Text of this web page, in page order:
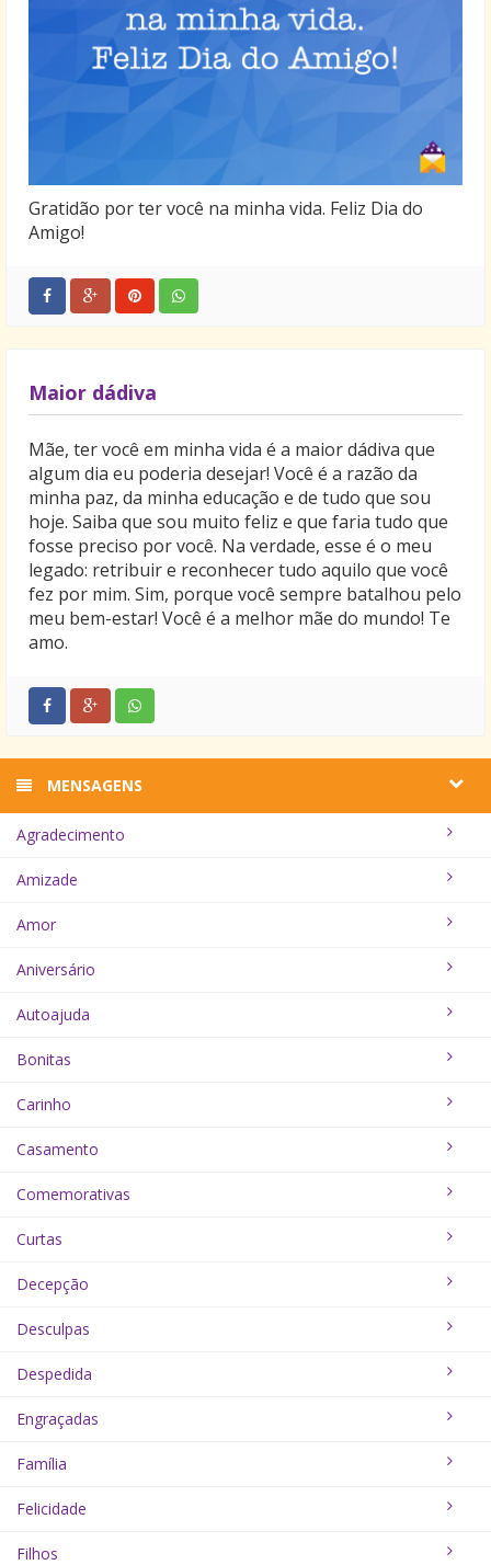
Gratidão por ter você na minha vida. Feliz Dia do
Amigo!
Maior dádiva
Mãe, ter você em minha vida é a maior dádiva que
algum dia eu poderia desejar! Você é a razão da
minha paz, da minha educação e de tudo que sou
hoje. Saiba que sou muito feliz e que faria tudo que
fosse preciso por você. Na verdade, esse é o meu
legado: retribuir e reconhecer tudo aquilo que você
fez por mim. Sim, porque você sempre batalhou pelo
meu bem-estar! Você é a melhor mãe do mundo! Te
amo.
MENSAGENS
Agradecimento
Amizade
Amor
Aniversário
Autoajuda
Bonitas
Carinho
Casamento
Comemorativas
Curtas
Decepção
Desculpas
Despedida
Engraçadas
Família
Felicidade
Filhos